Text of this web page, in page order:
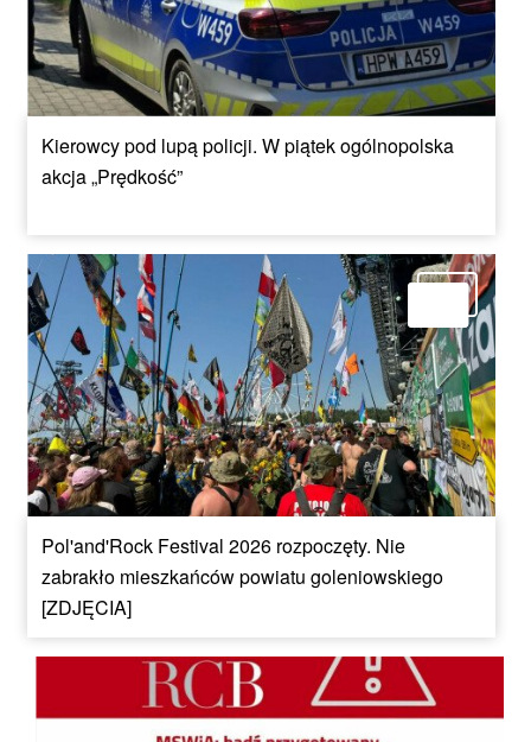
Kierowcy pod lupą policji. W piątek ogólnopolska
akcja „Prędkość”
Pol'and'Rock Festival 2026 rozpoczęty. Nie
zabrakło mieszkańców powiatu goleniowskiego
[ZDJĘCIA]